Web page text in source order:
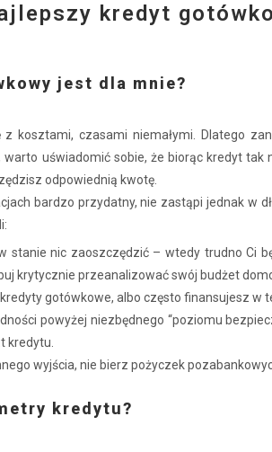
kredyt
jest dla mnie?
z kosztami, czasami niemałymi. Dlatego
uświadomić sobie, że biorąc kredyt
odpowiednią kwotę.
bardzo przydatny, nie zastąpi jednak w
stanie nic zaoszczędzić – wtedy trudno Ci
krytycznie przeanalizować swój budżet
gotówkowe, albo często finansujesz w
powyżej niezbędnego “poziomu
kredytu.
wyjścia, nie bierz pożyczek
kredytu?